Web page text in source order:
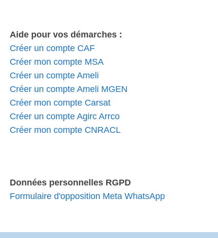
Aide pour vos démarches :
Créer un compte CAF
Créer mon compte MSA
Créer un compte Ameli
Créer un compte Ameli MGEN
Créer mon compte Carsat
Créer un compte Agirc Arrco
Créer mon compte CNRACL
Données personnelles RGPD
Formulaire d'opposition Meta WhatsApp